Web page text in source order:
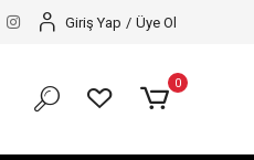
Giriş Yap / Üye Ol
0